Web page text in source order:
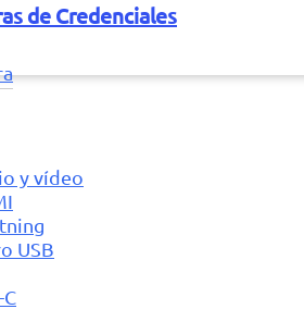
de Credenciales
y vídeo
USB
C